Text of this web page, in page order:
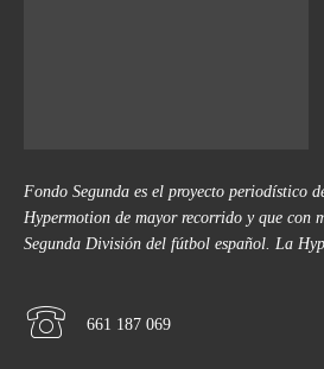
Fondo Segunda es el proyecto periodístico
Hypermotion de mayor recorrido y que con
Segunda División del fútbol español. La
661 187 069